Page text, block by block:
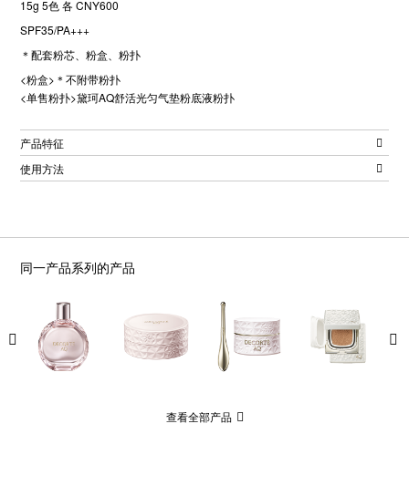
15g 5色 各 CNY600
SPF35/PA+++
＊配套粉芯、粉盒、粉扑
<粉盒>＊不附带粉扑
<单售粉扑>黛珂AQ舒活光匀气垫粉底液粉扑
产品特征
使用方法
同一产品系列的产品
查看全部产品